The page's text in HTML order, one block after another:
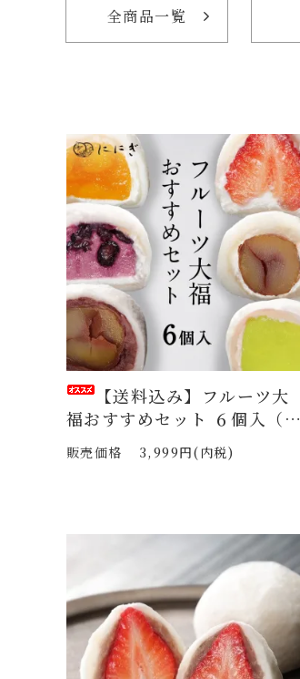
全商品一覧
【送料込み】フルーツ大
福おすすめセット ６個入（F
-801a）
販売価格 3,999円(内税)